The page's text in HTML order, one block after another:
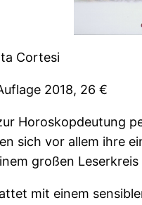
Cortesi
2018, 26 €
Horoskopdeutung
sich vor allem ihre
großen
mit einem